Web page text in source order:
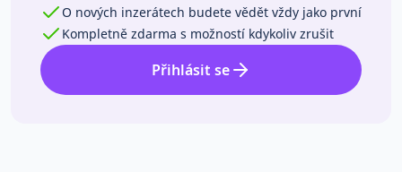
Okamžitý výkup
Přehled realitních makléřů
O nových inzerátech budete vědět vždy jako první
Kompletně zdarma s možností kdykoliv zrušit
Přihlásit se